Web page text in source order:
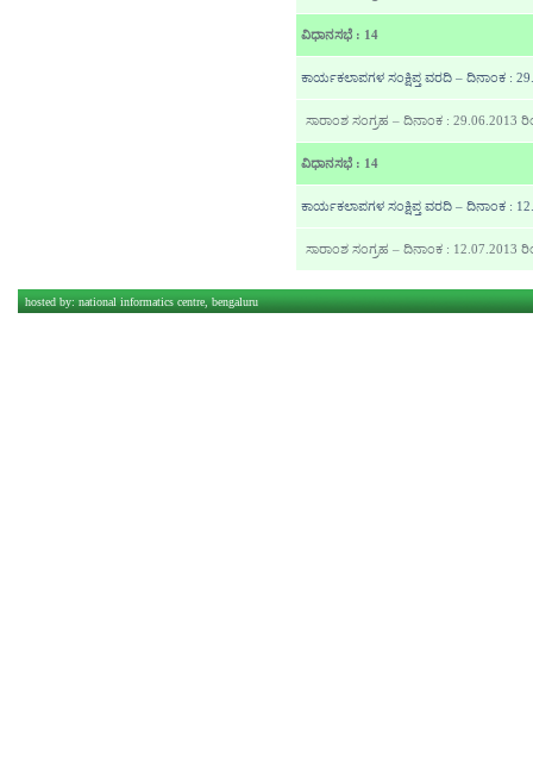
ವಿಧಾನಸಭೆ : 14
ಕಾರ್ಯಕಲಾಪಗಳ ಸಂಕ್ಷಿಪ್ತ ವರದಿ – ದಿನಾಂಕ :
ಸಾರಾಂಶ ಸಂಗ್ರಹ – ದಿನಾಂಕ : 29.06.2013
ವಿಧಾನಸಭೆ : 14
ಕಾರ್ಯಕಲಾಪಗಳ ಸಂಕ್ಷಿಪ್ತ ವರದಿ – ದಿನಾಂಕ :
ಸಾರಾಂಶ ಸಂಗ್ರಹ – ದಿನಾಂಕ : 12.07.2013
hosted by:national informatics centre, bengaluru